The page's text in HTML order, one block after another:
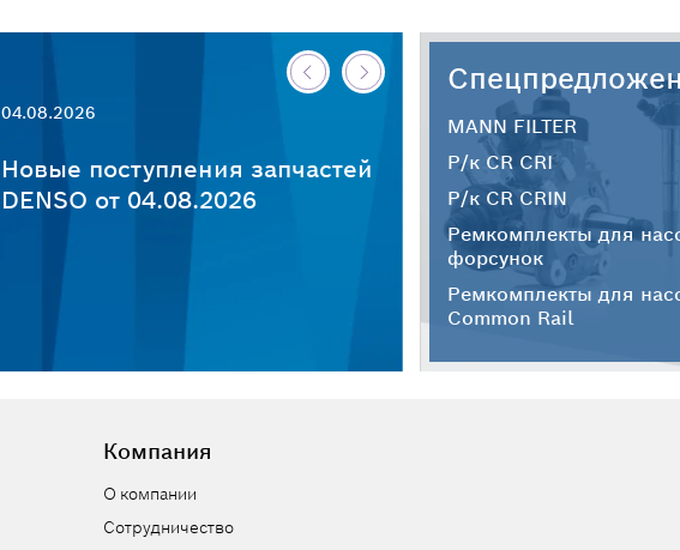
04.08.2026
Новые поступления запчастей
DENSO от 04.08.2026
MANN FILTER
Р/к CR CRI
Р/к CR CRIN
Ремкомплекты для
форсунок
Ремкомплекты для
Common Rail
Компания
О компании
Сотрудничество